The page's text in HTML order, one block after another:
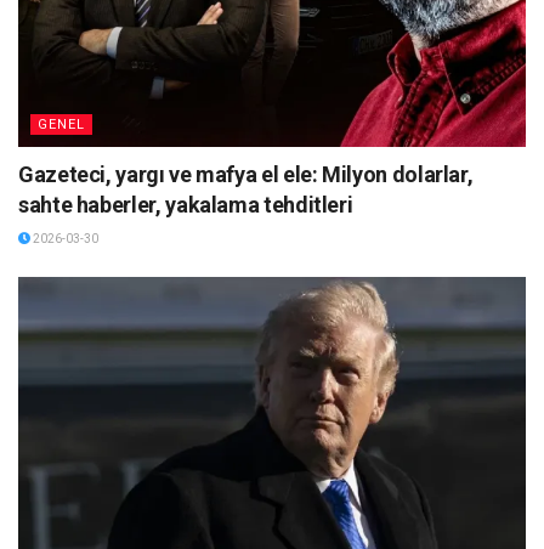
GENEL
Gazeteci, yargı ve mafya el ele: Milyon dolarlar,
sahte haberler, yakalama tehditleri
2026-03-30